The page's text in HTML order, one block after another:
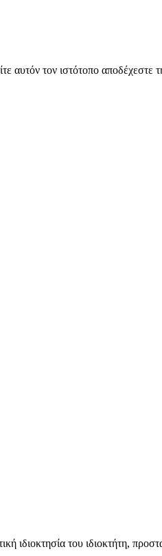
αυτόν τον ιστότοπο
ιδιοκτησία του ιδιοκτήτη,